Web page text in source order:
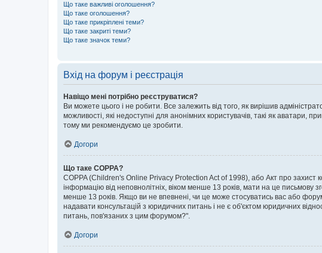
Що таке важливі оголошення?
Що таке оголошення?
Що таке прикріплені теми?
Що таке закриті теми?
Що таке значок теми?
Вхід на форум і реєстрація
Навіщо мені потрібно реєструватися?
Ви можете цього і не робити. Все залежить від того, як вирішив
можливості, які недоступні для анонімних користувачів, такі як аватари,
тому ми рекомендуємо це зробити.
Догори
Що таке COPPA?
COPPA (Children's Online Privacy Protection Act of 1998), або Акт про захист
інформацію від неповнолітніх, віком менше 13 років, мати на це письмову
менше 13 років. Якщо ви не впевнені, чи це може стосуватись вас або
надавати консультацій з юридичних питань і не є об'єктом юридичних
питань, пов'язаних з цим форумом?".
Догори